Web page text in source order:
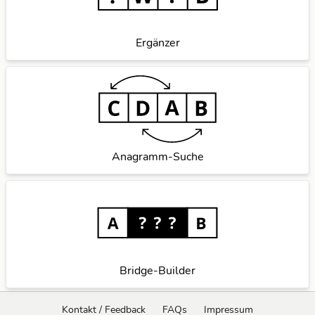
Ergänzer
Anagramm-Suche
Bridge-Builder
Kontakt / Feedback FAQs Impressum